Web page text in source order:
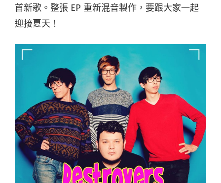
首新歌。整張 EP 重新混音製作，要跟大家一起
迎接夏天！